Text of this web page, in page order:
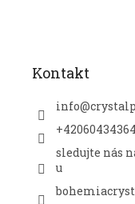
Kontakt
info@
sledujte nás
u